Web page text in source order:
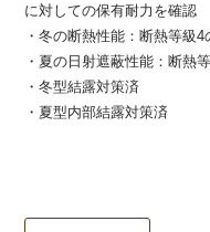
に対しての保有耐力を確認
・冬の断熱性能：断熱等級
・夏の日射遮蔽性能： 断熱
・冬型結露対策済
・夏型内部結露対策済